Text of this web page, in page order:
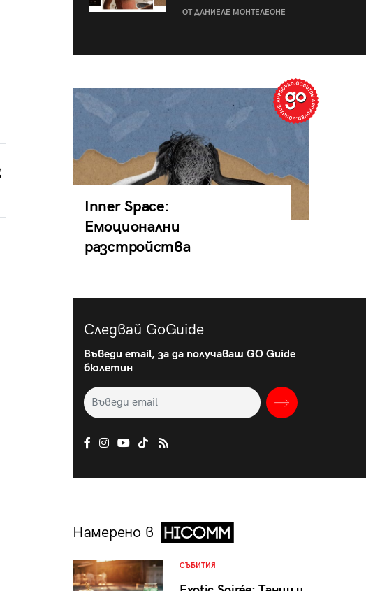
ОТ ДАНИЕЛЕ МОНТЕЛЕОНЕ
Inner Space:
Емоционални
разстройства
Следвай GoGuide
Въведи email, за да получаваш GO Guide
бюлетин
Намерено в
СЪБИТИЯ